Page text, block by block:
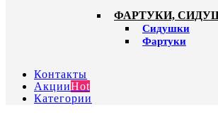
ФАРТУКИ,
Сидушки
Фартуки
Контакты
АкцииHot
Категории